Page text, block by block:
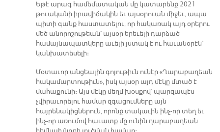
Եթէ արագ համեմատական մը կատարենք 2021
թուականի իրավիճակին եւ այսօրուան միջեւ, ապա
պիտի գանք հաստատելու, որ հակառակ այդ օրերու
մեծ անորոշութեան՝ այսօր երեւելի դարձած
համայնապատկերը աւելի յստակ է ու հաւանօրէն՝
կանխատեսելի։
Մօտաւոր անցեալին գոյութիւն ունէր «Ղարաբաղեան
հակամարտութիւն», իսկ այսօր այդ մէկը մտած է
մահաքունի։ Այս մէկը մեղմ խօսքով՝ պարզապէս
չվիրաւորելու համար զգացումները այն
հայրենակիցներուն, որոնք տակաւին ինչ-որ տեղ եւ
ինչ-որ առումով հաւատք մը ունին ղարաբաղեան